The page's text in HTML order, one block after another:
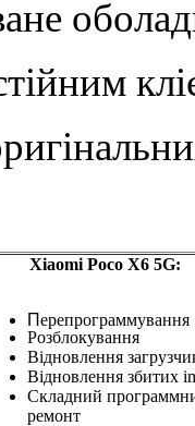
Xiaomi Poco X6 5G:
Перепрограммування
Розблокування
Відновлення
Відновлення збитих
Складний
ремонт